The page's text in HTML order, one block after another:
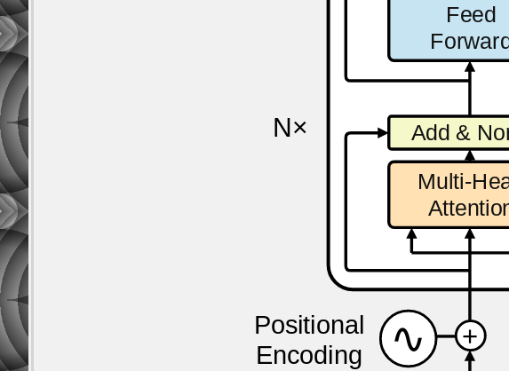
N×
Positional
Encoding
Feed
Add &
Multi-
+
∿